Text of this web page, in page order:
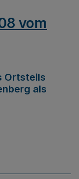
vom
Ortsteils
als